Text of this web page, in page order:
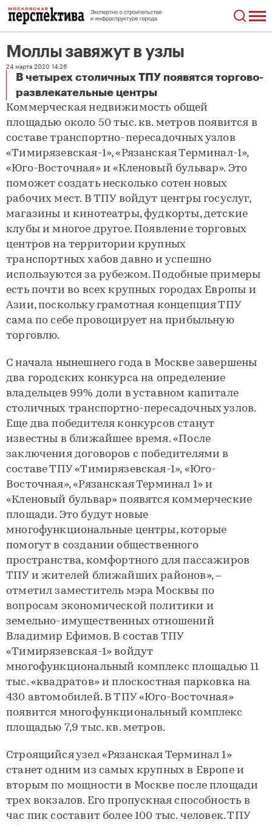
Моллы завяжут в узлы
24 марта 2020 14:26
В четырех столичных ТПУ появятся торгово-
развлекательные центры
Моллы завяжут в узлы
Коммерческая недвижимость общей
площадью около 50 тыс. кв. метров появится в
составе транспортно-пересадочных узлов
«Тимирязевская-1», «Рязанская Терминал-1»,
«Юго-Восточная» и «Кленовый бульвар». Это
поможет создать несколько сотен новых
рабочих мест. В ТПУ войдут центры госуслуг,
магазины и кинотеатры, фудкорты, детские
клубы и многое другое. Появление торговых
центров на территории крупных
транспортных хабов давно и успешно
используются за рубежом. Подобные примеры
есть почти во всех крупных городах Европы и
Азии, поскольку грамотная концепция ТПУ
сама по себе провоцирует на прибыльную
торговлю.
С начала нынешнего года в Москве завершены
два городских конкурса на определение
владельцев 99% доли в уставном капитале
столичных транспортно-пересадочных узлов.
Еще два победителя конкурсов станут
известны в ближайшее время. «После
заключения договоров с победителями в
составе ТПУ «Тимирязевская-1», «Юго-
Восточная», «Рязанская Терминал 1» и
«Кленовый бульвар» появятся коммерческие
площади. Это будут новые
многофункциональные центры, которые
помогут в создании общественного
пространства, комфортного для пассажиров
ТПУ и жителей ближайших районов», –
отметил заместитель мэра Москвы по
вопросам экономической политики и
земельно-имущественных отношений
Владимир Ефимов. В состав ТПУ
«Тимирязевская-1» войдут
многофункциональный комплекс площадью 11
тыс. «квадратов» и плоскостная парковка на
430 автомобилей. В ТПУ «Юго-Восточная»
появится многофункциональный комплекс
площадью 7,9 тыс. кв. метров.
Строящийся узел «Рязанская Терминал 1»
станет одним из самых крупных в Европе и
вторым по мощности в Москве после площади
трех вокзалов. Его пропускная способность в
час пик составит более 100 тыс. человек. ТПУ